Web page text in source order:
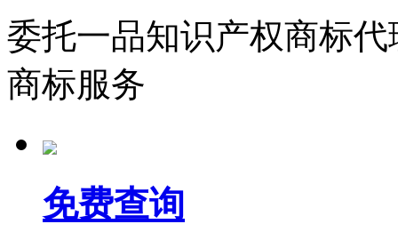
委托一品知识产权商标
商标服务
免费查询